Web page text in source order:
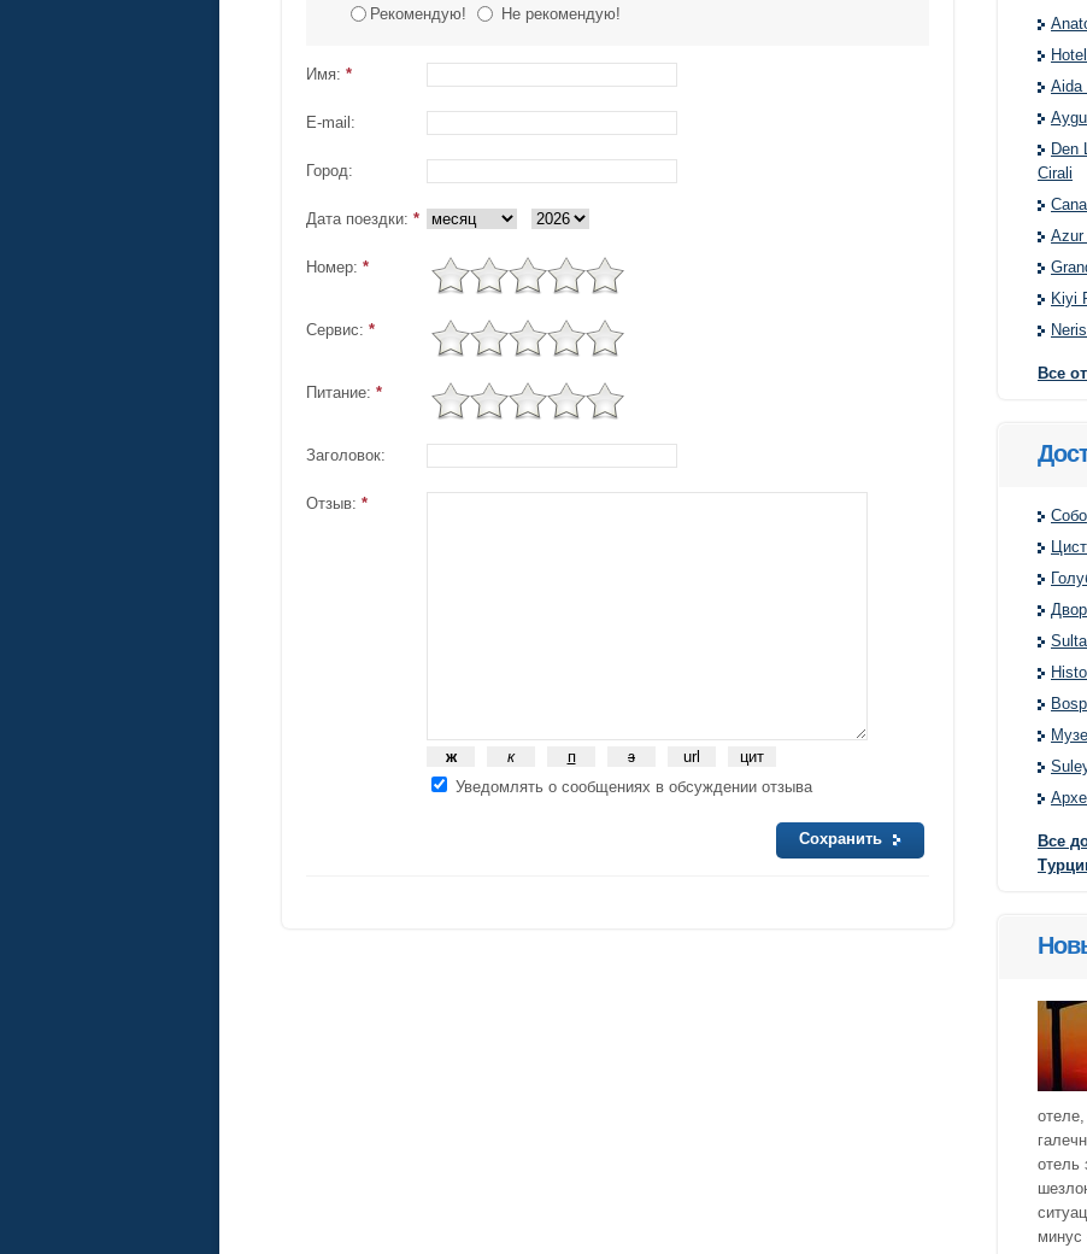
Рекомендую! Не рекомендую!
Имя: *
E-mail:
Город:
Дата поездки: *
Номер: *
Сервис: *
Питание: *
Заголовок:
Отзыв: *
Уведомлять о сообщениях в обсуждении отзыва
Сохранить
Aida
Den
Cirali
Azur
Kiyi
Все
Все
отель
минус